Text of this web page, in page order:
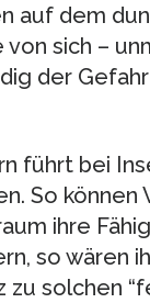
auf dem
sich –
der
führt bei
So
ihre
so wären
zu solchen